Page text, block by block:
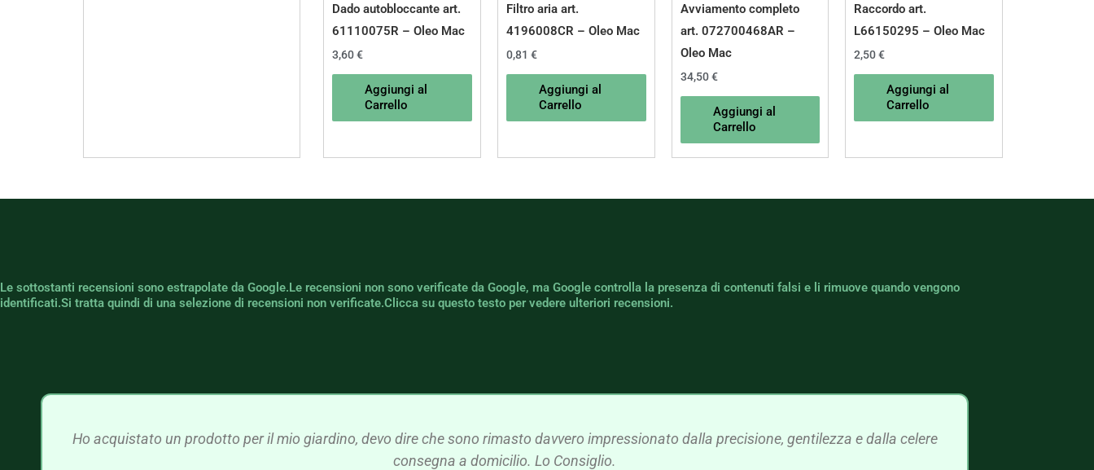
Dado autobloccante art.
61110075R – Oleo Mac
3,60€
Aggiungi al
Carrello
Filtro aria art.
4196008CR – Oleo Mac
0,81 €
Aggiungi al
Carrello
Avviamento completo
art. 072700468AR –
Oleo Mac
34,50€
Aggiungi al
Carrello
Raccordo art.
L66150295 – Oleo Mac
2,50€
Aggiungi al
Carrello
Le sottostanti recensioni sono estrapolate da Google.Le recensioni non sono verificate da Google, ma Google controlla la presenza di contenuti falsi e li rimuove quando vengono
identificati.Si tratta quindi di una selezione di recensioni non verificate.Clicca su questo testo per vedere ulteriori recensioni.
Ho acquistato un prodotto per il mio giardino, devo dire che sono rimasto davvero impressionato dalla precisione, gentilezza e dalla celere
consegna a domicilio. Lo Consiglio.